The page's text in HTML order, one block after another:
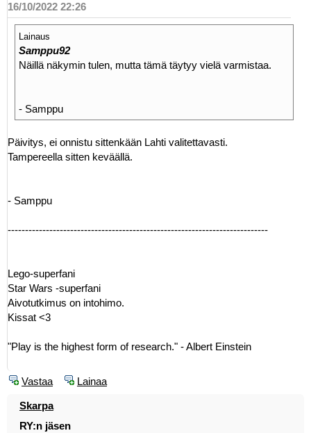
16/10/2022 22:26
Lainaus
Samppu92
Näillä näkymin tulen, mutta tämä täytyy vielä varmistaa.
- Samppu
Päivitys, ei onnistu sittenkään Lahti valitettavasti.
Tampereella sitten keväällä.
- Samppu
---------------------------------------------------------------------------
Lego-superfani
Star Wars -superfani
Aivotutkimus on intohimo.
Kissat <3
"Play is the highest form of research." - Albert Einstein
Vastaa Lainaa
Skarpa
RY:n jäsen